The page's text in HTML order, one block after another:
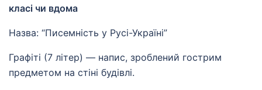
класі чи вдома
Назва: “Писемність у Русі-Україні”
Графіті (7 літер) — напис, зроблений гострим
предметом на стіні будівлі.